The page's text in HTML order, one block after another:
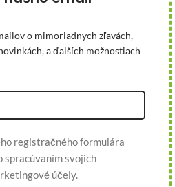
o mimoriadnych zľavách,
a ďalších možnostiach
registračného formulára
spracúvaním svojich
účely.